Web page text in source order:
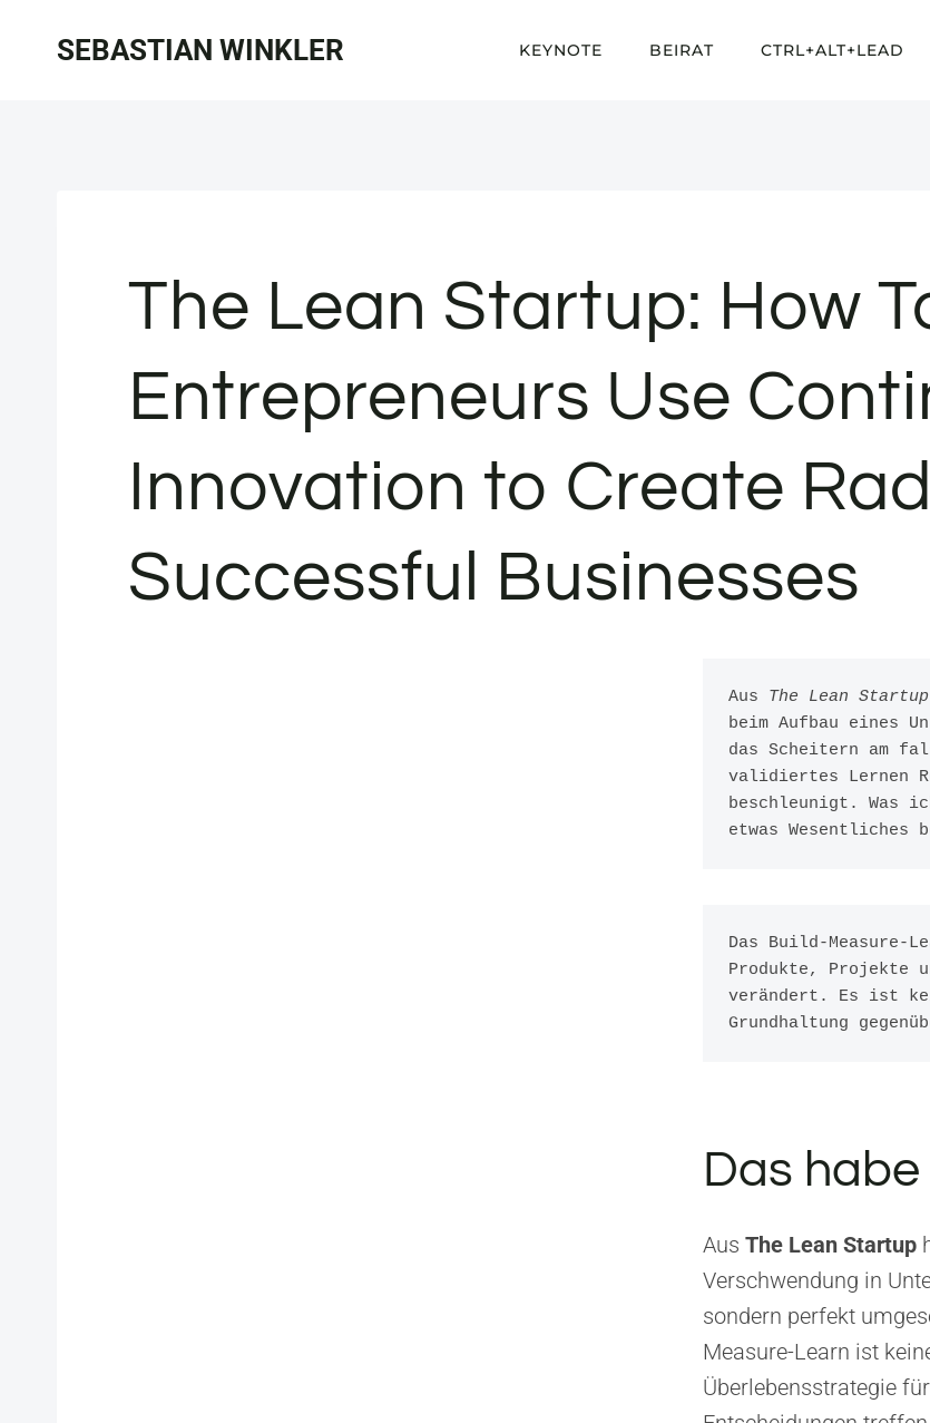
SEBASTIAN WINKLER KEYNOTE BEIRAT CTRL+ALT+LEAD
The Lean Startup: How
Entrepreneurs Use
Innovation to Create
Successful Businesses
Aus The Lean Startup
beim Aufbau eines
das Scheitern am
validiertes Lernen
beschleunigt. Was
etwas
Das Build-Measure-
Produkte, Projekte
verändert. Es ist
Grundhaltung
Das
AusThe Lean Startup
Verschwendung in
sondern perfekt
Measure-Learn ist
Überlebensstrategie